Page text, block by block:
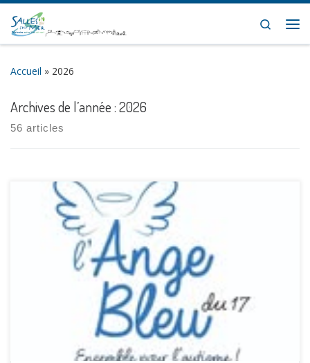
Skip to content
Search
Accueil » 2026
Archives de l’année :2026
56 articles